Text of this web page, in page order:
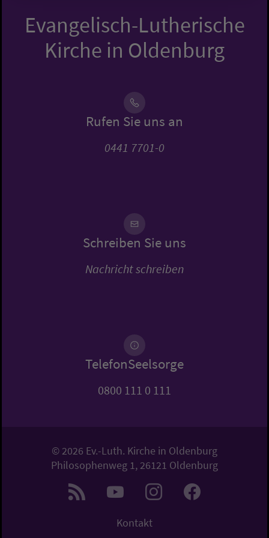
Evangelisch-Lutherische
Kirche in Oldenburg
Rufen Sie uns an
0441 7701-0
Schreiben Sie uns
Nachricht schreiben
TelefonSeelsorge
0800 111 0 111
© 2026 Ev.-Luth. Kirche in Oldenburg
Philosophenweg 1, 26121 Oldenburg
Kontakt